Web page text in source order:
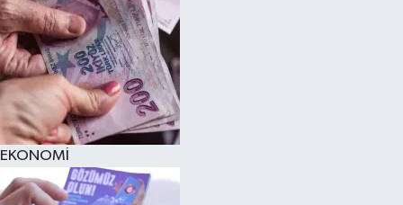
EKONOMİ